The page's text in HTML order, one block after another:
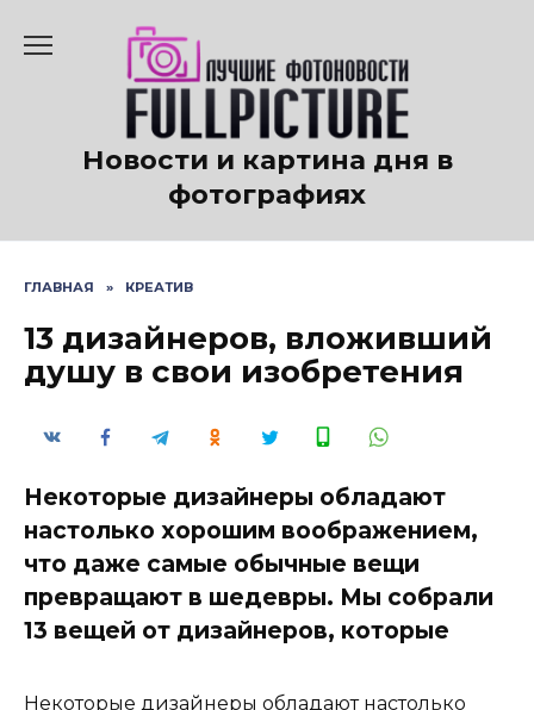
содержанию
Новости и картина дня в
фотографиях
ГЛАВНАЯ » КРЕАТИВ
13 дизайнеров, вложивший
душу в свои изобретения
Некоторые дизайнеры обладают
настолько хорошим воображением,
что даже самые обычные вещи
превращают в шедевры. Мы собрали
13 вещей от дизайнеров, которые
Некоторые дизайнеры обладают настолько